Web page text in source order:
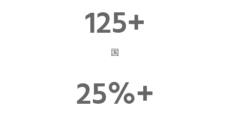
125+
国
25%+